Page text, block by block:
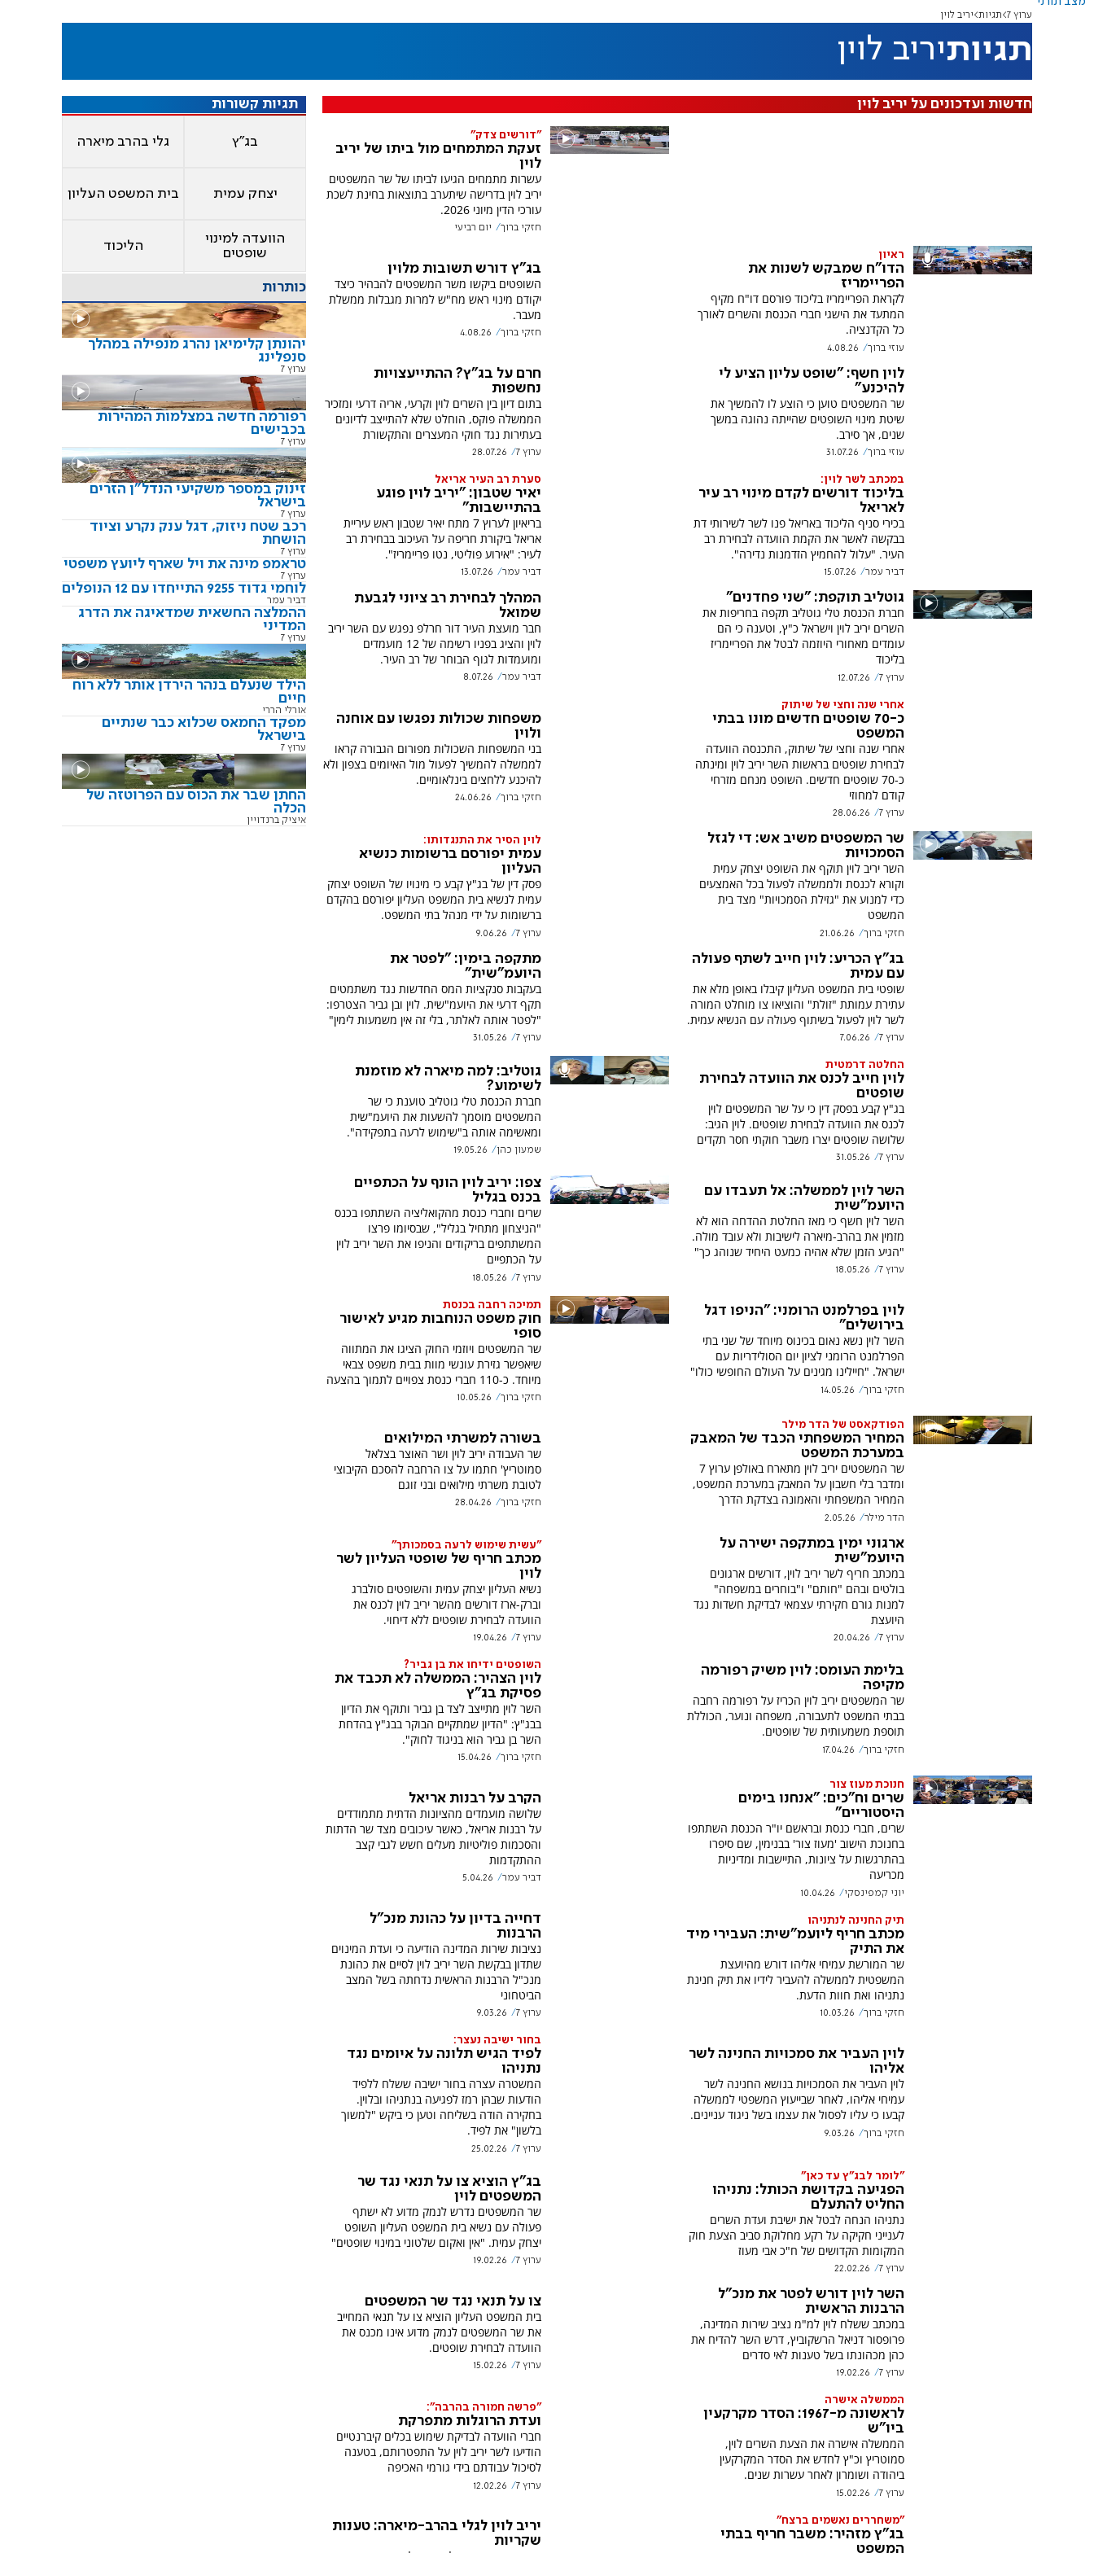
ערוץ 7 תגיות יריב לוין
תגיותיריב לוין
חדשות ועדכונים על יריב לוין
"דורשים צדק"
זעקת המתמחים מול ביתו של יריב
לוין
עשרות מתמחים הגיעו לביתו של שר המשפטים
יריב לוין בדרישה שיתערב בתוצאות בחינת לשכת
עורכי הדין מיוני 2026.
חזקי ברוך יום רביעי
ראיון
הדו"ח שמבקש לשנות את
הפריימריז
לקראת הפריימריז בליכוד פורסם דו"ח מקיף
המתעד את הישגי חברי הכנסת והשרים לאורך
כל הקדנציה.
עוזי ברוך 4.08.26
בג"ץ דורש תשובות מלוין
השופטים ביקשו משר המשפטים להבהיר כיצד
יקודם מינוי ראש מח"ש למרות מגבלות ממשלת
מעבר.
חזקי ברוך 4.08.26
לוין חשף: "שופט עליון הציע לי
להיכנע"
שר המשפטים טוען כי הוצע לו להמשיך את
שיטת מינוי השופטים שהייתה נהוגה במשך
שנים, אך סירב.
עוזי ברוך 31.07.26
חרם על בג"ץ? ההתייעצויות
נחשפות
בתום דיון בין השרים לוין וקרעי, אריה דרעי ומזכיר
הממשלה פוקס, הוחלט שלא להתייצב לדיונים
בעתירות נגד חוקי המעצרים והתקשורת
ערוץ 7 28.07.26
במכתב לשר לוין:
בליכוד דורשים לקדם מינוי רב עיר
לאריאל
בכירי סניף הליכוד באריאל פנו לשר לשירותי דת
בבקשה לאשר את הקמת הוועדה לבחירת רב
העיר. "עלול להחמיץ הזדמנות נדירה".
דביר עמר 15.07.26
סערת רב העיר אריאל
יאיר שטבון: "יריב לוין פוגע
בהתיישבות"
בריאיון לערוץ 7 מתח יאיר שטבון ראש עיריית
אריאל ביקורת חריפה על העיכוב בבחירת רב
לעיר: "אירוע פוליטי, נטו פריימריז".
דביר עמר 13.07.26
גוטליב תוקפת: "שני פחדנים"
חברת הכנסת טלי גוטליב תקפה בחריפות את
השרים יריב לוין וישראל כ"ץ, וטענה כי הם
עומדים מאחורי היוזמה לבטל את הפריימריז
בליכוד
ערוץ 7 12.07.26
המהלך לבחירת רב ציוני לגבעת
שמואל
חבר מועצת העיר דור חרלפ נפגש עם השר יריב
לוין והציג בפניו רשימה של 12 מועמדים
ומועמדות לגוף הבוחר של רב העיר.
דביר עמר 8.07.26
אחרי שנה וחצי של שיתוק
כ-70 שופטים חדשים מונו בבתי
המשפט
אחרי שנה וחצי של שיתוק, התכנסה הוועדה
לבחירת שופטים בראשות השר יריב לוין ומינתה
כ-70 שופטים חדשים. השופט מנחם מזרחי
קודם למחוזי
ערוץ 7 28.06.26
משפחות שכולות נפגשו עם אוחנה
ולוין
בני המשפחות השכולות מפורום הגבורה קראו
לממשלה להמשיך לפעול מול האיומים בצפון ולא
להיכנע ללחצים בינלאומיים.
חזקי ברוך 24.06.26
שר המשפטים משיב אש: די לגזל
הסמכויות
השר יריב לוין תוקף את השופט יצחק עמית
וקורא לכנסת ולממשלה לפעול בכל האמצעים
כדי למנוע את "גזילת הסמכויות" מצד בית
המשפט
חזקי ברוך 21.06.26
לוין הסיר את התנגדותו:
עמית יפורסם ברשומות כנשיא
העליון
פסק דין של בג"ץ קבע כי מינויו של השופט יצחק
עמית לנשיא בית המשפט העליון יפורסם בהקדם
ברשומות על ידי מנהל בתי המשפט.
ערוץ 7 9.06.26
בג"ץ הכריע: לוין חייב לשתף פעולה
עם עמית
שופטי בית המשפט העליון קיבלו באופן מלא את
עתירת עמותת "זולת" והוציאו צו מוחלט המורה
לשר לוין לפעול בשיתוף פעולה עם הנשיא עמית.
ערוץ 7 7.06.26
מתקפה בימין: "לפטר את
היועמ"שית"
בעקבות סנקציות המס החדשות נגד משתמטים
תקף דרעי את היועמ"שית. לוין ובן גביר הצטרפו:
"לפטר אותה לאלתר, בלי זה אין משמעות לימין"
ערוץ 7 31.05.26
החלטה דרמטית
לוין חייב לכנס את הוועדה לבחירת
שופטים
בג"ץ קבע בפסק דין כי על שר המשפטים לוין
לכנס את הוועדה לבחירת שופטים. לוין הגיב:
שלושה שופטים יצרו משבר חוקתי חסר תקדים
ערוץ 7 31.05.26
גוטליב: למה מיארה לא מוזמנת
לשימוע?
חברת הכנסת טלי גוטליב טוענת כי שר
המשפטים מוסמך להשעות את היועמ"שית
ומאשימה אותה ב"שימוש לרעה בתפקידה".
שמעון כהן 19.05.26
השר לוין לממשלה: אל תעבדו עם
היועמ"שית
השר לוין חשף כי מאז החלטת ההדחה הוא לא
מזמין את בהרב-מיארה לישיבות ולא עובד מולה.
"הגיע הזמן שלא אהיה כמעט היחיד שנוהג כך"
ערוץ 7 18.05.26
צפו: יריב לוין הונף על הכתפיים
בכנס בגליל
שרים וחברי כנסת מהקואליציה השתתפו בכנס
"הניצחון מתחיל בגליל", שבסיומו פרצו
המשתתפים בריקודים והניפו את השר יריב לוין
על הכתפיים
ערוץ 7 18.05.26
לוין בפרלמנט הרומני: "הניפו דגל
בירושלים"
השר לוין נשא נאום בכינוס מיוחד של שני בתי
הפרלמנט הרומני לציון יום הסולידריות עם
ישראל. "חיילינו מגינים על העולם החופשי כולו"
חזקי ברוך 14.05.26
תמיכה רחבה בכנסת
חוק משפט הנוחבות מגיע לאישור
סופי
שר המשפטים ויוזמי החוק הציגו את המתווה
שיאפשר גזירת עונשי מוות בבית משפט צבאי
מיוחד. כ-110 חברי כנסת צפויים לתמוך בהצעה
חזקי ברוך 10.05.26
הפודקאסט של הדר מילר
המחיר המשפחתי הכבד של המאבק
במערכת המשפט
שר המשפטים יריב לוין מתארח באולפן ערוץ 7
ומדבר בלי חשבון על המאבק במערכת המשפט,
המחיר המשפחתי והאמונה בצדקת הדרך
הדר מילר 2.05.26
בשורה למשרתי המילואים
שר העבודה יריב לוין ושר האוצר בצלאל
סמוטריץ' חתמו על צו הרחבה להסכם הקיבוצי
לטובת משרתי מילואים ובני זוגם
חזקי ברוך 28.04.26
ארגוני ימין במתקפה ישירה על
היועמ"שית
במכתב חריף לשר יריב לוין, דורשים ארגונים
בולטים ובהם "חותם" ו"בוחרים במשפחה"
למנות גורם חקירתי עצמאי לבדיקת חשדות נגד
היועצת
ערוץ 7 20.04.26
"עשית שימוש לרעה בסמכותך"
מכתב חריף של שופטי העליון לשר
לוין
נשיא העליון יצחק עמית והשופטים סולברג
וברק-ארז דורשים מהשר יריב לוין לכנס את
הוועדה לבחירת שופטים ללא דיחוי.
ערוץ 7 19.04.26
בלימת העומס: לוין משיק רפורמה
מקיפה
שר המשפטים יריב לוין הכריז על רפורמה רחבה
בבתי המשפט לתעבורה, משפחה ונוער, הכוללת
תוספת משמעותית של שופטים.
חזקי ברוך 17.04.26
השופטים ידיחו את בן גביר?
לוין הצהיר: הממשלה לא תכבד את
פסיקת בג"ץ
השר לוין מתייצב לצד בן גביר ותוקף את הדיון
בבג"ץ: "הדיון שמתקיים הבוקר בבג"ץ בהדחת
השר בן גביר הוא בניגוד לחוק".
חזקי ברוך 15.04.26
חנוכת מעוז צור
שרים וח"כים: "אנחנו בימים
היסטוריים"
שרים, חברי כנסת ובראשם יו"ר הכנסת השתתפו
בחנוכת הישוב 'מעוז צור' בבנימין, שם סיפרו
בהתרגשות על ציונות, התיישבות ומדיניות
מכריעה
יוני קמפינסקי 10.04.26
הקרב על רבנות אריאל
שלושה מועמדים מהציונות הדתית מתמודדים
על רבנות אריאל, כאשר עיכובים מצד שר הדתות
והסכמות פוליטיות מעלים חשש לגבי קצב
ההתקדמות
דביר עמר 5.04.26
תיק החנינה לנתניהו
מכתב חריף ליועמ"שית: העבירי מיד
את התיק
שר המורשת עמיחי אליהו דורש מהיועצת
המשפטית לממשלה להעביר לידיו את תיק חנינת
נתניהו ואת חוות הדעת.
חזקי ברוך 10.03.26
דחייה בדיון על כהונת מנכ"ל
הרבנות
נציבות שירות המדינה הודיעה כי ועדת המינוים
שתדון בבקשת השר יריב לוין לסיים את כהונת
מנכ"ל הרבנות הראשית נדחתה בשל המצב
הביטחוני
ערוץ 7 9.03.26
לוין העביר את סמכויות החנינה לשר
אליהו
לוין העביר את הסמכויות בנושא החנינה לשר
עמיחי אליהו, לאחר שבייעוץ המשפטי לממשלה
קבעו כי עליו לפסול את עצמו בשל ניגוד עניינים.
חזקי ברוך 9.03.26
בחור ישיבה נעצר:
לפיד הגיש תלונה על איומים נגד
נתניהו
המשטרה עצרה בחור ישיבה ששלח ללפיד
הודעות שבהן רמז לפגיעה בנתניהו ובלוין.
בחקירה הודה בשליחה וטען כי ביקש "למשוך
בלשון" את לפיד.
ערוץ 7 25.02.26
"לומר לבג"ץ עד כאן"
הפגיעה בקדושת הכותל: נתניהו
החליט להתעלם
נתניהו הנחה לבטל את ישיבת ועדת השרים
לענייני חקיקה על רקע מחלוקת סביב הצעת חוק
המקומות הקדושים של ח"כ אבי מעוז
ערוץ 7 22.02.26
בג"ץ הוציא צו על תנאי נגד שר
המשפטים לוין
שר המשפטים נדרש לנמק מדוע לא ישתף
פעולה עם נשיא בית המשפט העליון השופט
יצחק עמית. "אין ואקום שלטוני במינוי שופטים"
ערוץ 7 19.02.26
השר לוין דורש לפטר את מנכ"ל
הרבנות הראשית
במכתב ששלח לוין למ"מ נציב שירות המדינה,
פרופסור דניאל הרשקוביץ, דרש השר להדיח את
כהן מכהונתו בשל טענות לאי סדרים
ערוץ 7 19.02.26
צו על תנאי נגד שר המשפטים
בית המשפט העליון הוציא צו על תנאי המחייב
את שר המשפטים לנמק מדוע אינו מכנס את
הוועדה לבחירת שופטים.
ערוץ 7 15.02.26
הממשלה אישרה
לראשונה מ-1967: הסדר מקרקעין
ביו"ש
הממשלה אישרה את הצעת השרים לוין,
סמוטריץ וכ"ץ לחדש את הסדר המקרקעין
ביהודה ושומרון לאחר עשרות שנים.
ערוץ 7 15.02.26
"פרשה חמורה בהרבה":
ועדת הרוגלות מתפרקת
חברי הוועדה לבדיקת שימוש בכלים קיברנטיים
הודיעו לשר יריב לוין על התפטרותם, בטענה
לסיכול עבודתם בידי גורמי האכיפה
ערוץ 7 12.02.26
"משחררים נאשמים ברצח"
בג"ץ מזהיר: משבר חריף בבתי
המשפט
יריב לוין לגלי בהרב-מיארה: טענות
שקריות
תגיות קשורות
בג"ץ גלי בהרב מיארה
יצחק עמית בית המשפט העליון
הוועדה למינוי
שופטים
הליכוד
כותרות
יהונתן קלימיאן נהרג מנפילה במהלך
סנפלינג
ערוץ 7
רפורמה חדשה במצלמות המהירות
בכבישים
ערוץ 7
זינוק במספר משקיעי הנדל"ן הזרים
בישראל
ערוץ 7
רכב שטח ניזוק, דגל ענק נקרע וציוד
הושחת
ערוץ 7
טראמפ מינה את ויל שארף ליועץ משפטי
ערוץ 7
לוחמי גדוד 9255 התייחדו עם 12 הנופלים
דביר עמר
ההמלצה החשאית שמדאיגה את הדרג
המדיני
ערוץ 7
הילד שנעלם בנהר הירדן אותר ללא רוח
חיים
אורלי הררי
מפקד החמאס שכלוא כבר שנתיים
בישראל
ערוץ 7
החתן שבר את הכוס עם הפרוטזה של
הכלה
איציק ברנדויין